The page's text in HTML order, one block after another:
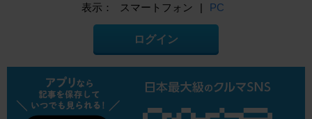
表示： スマートフォン | PC
ログイン